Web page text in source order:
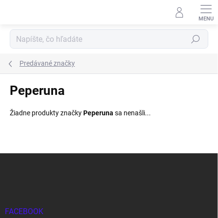
Hľadať
Predávané značky
Peperuna
Žiadne produkty značkyPeperuna sa nenašli...
FACEBOOK